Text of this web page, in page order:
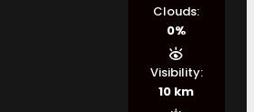
Clouds:
0%
Visibility:
10 km